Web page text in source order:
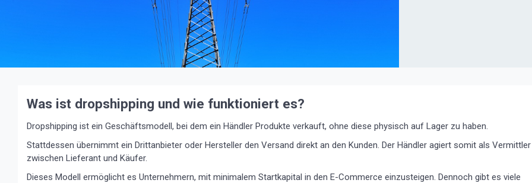
Was ist dropshipping und wie funktioniert es?
Dropshipping ist ein Geschäftsmodell, bei dem ein Händler Produkte verkauft, ohne diese physisch auf Lager zu haben.
Stattdessen übernimmt ein Drittanbieter oder Hersteller den Versand direkt an den Kunden. Der Händler agiert somit als Vermittler
zwischen Lieferant und Käufer.
Dieses Modell ermöglicht es Unternehmern, mit minimalem Startkapital in den E-Commerce einzusteigen. Dennoch gibt es viele